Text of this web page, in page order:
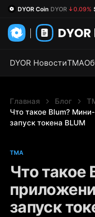
DYOR Coin DYOR 0.09%
DYOR НовостиTMA
Главная Блог
Что такое Blum?
запуск токена BLUM
TMA
Что такое
запуск